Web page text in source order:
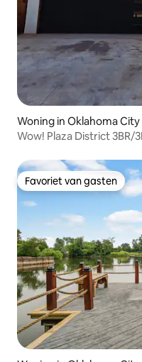
Woning in Oklahoma City
Wow! Plaza District 3BR/
Favoriet van gasten
Favoriet van gasten